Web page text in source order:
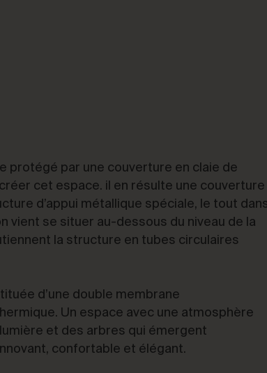
Conseil & Consulting
protégé par une couverture en claie de
cet espace. il en résulte une couverture
d’appui métallique spéciale, le tout
vient se situer au-dessous du niveau de la
la structure en tubes circulaires
d’une double membrane
Un espace avec une atmosphère
et des arbres qui émergent
confortable et élégant.